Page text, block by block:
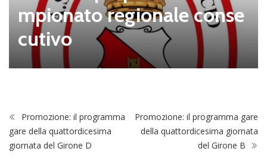
mpionato regionale conse
cutivo
Promozione: il programma
gare della quattordicesima
giornata del Girone D
Promozione: il programma gare
della quattordicesima giornata
del Girone B